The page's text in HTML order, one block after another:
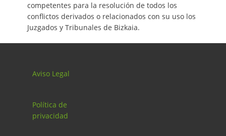
competentes para la resolución de todos los
conflictos derivados o relacionados con su uso los
Juzgados y Tribunales de Bizkaia.
Aviso Legal
Política de
privacidad